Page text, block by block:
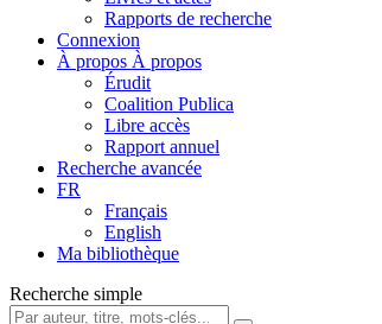
Rapports de recherche
Connexion
À propos À propos
Érudit
Coalition Publica
Libre accès
Rapport annuel
Recherche avancée
FR
Français
English
Ma bibliothèque
Recherche simple